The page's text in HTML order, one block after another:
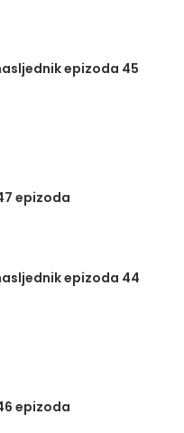
epizoda 45
epizoda
epizoda 44
epizoda